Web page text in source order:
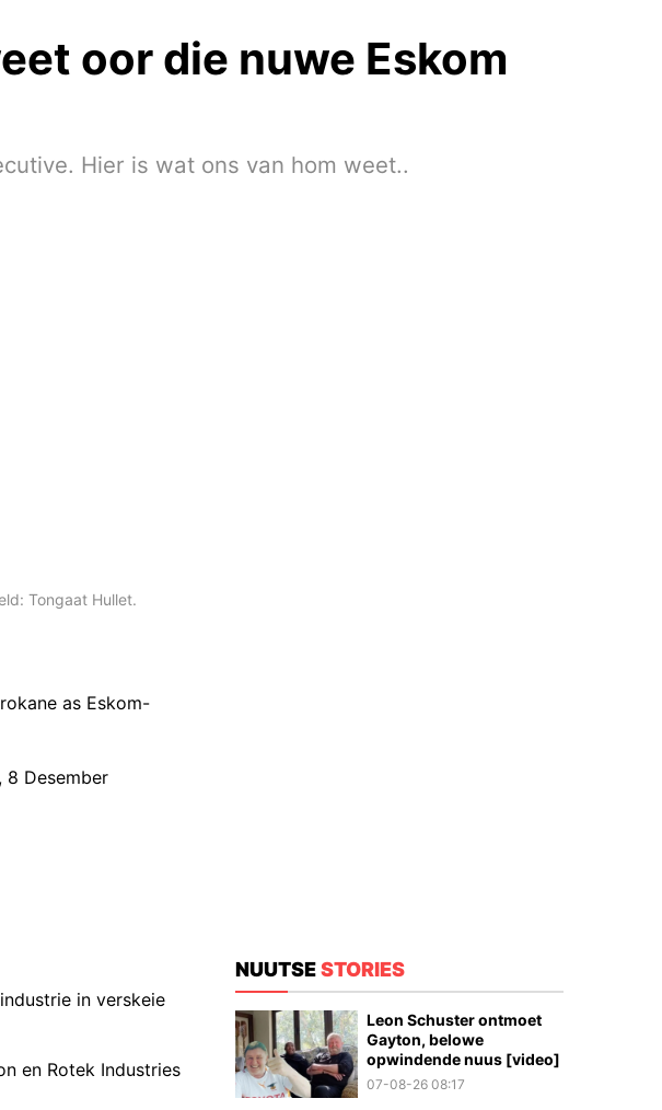
oor die nuwe Eskom
Hier is wat ons van hom weet..
Tongaat Hullet.
as Eskom-
8 Desember
in verskeie
en Rotek Industries
NUUTSESTORIES
Leon Schuster ontmoet
Gayton, belowe
opwindende nuus [video]
07-08-26 08:17